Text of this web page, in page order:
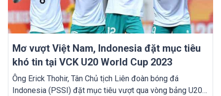
Mơ vượt Việt Nam, Indonesia đặt mục tiêu
khó tin tại VCK U20 World Cup 2023
Ông Erick Thohir, Tân Chủ tịch Liên đoàn bóng đá
Indonesia (PSSI) đặt mục tiêu vượt qua vòng bảng U20